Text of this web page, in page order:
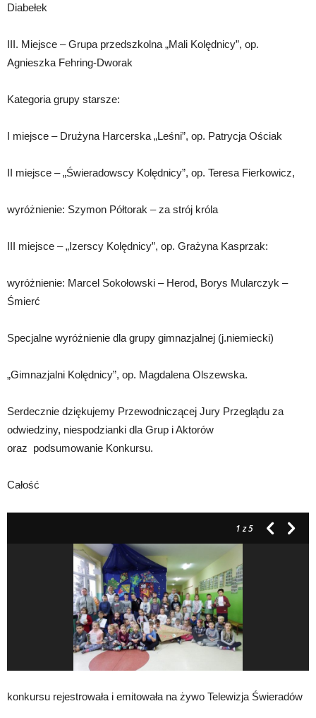
Diabełek
III. Miejsce – Grupa przedszkolna „Mali Kolędnicy”, op.
Agnieszka Fehring-Dworak
Kategoria grupy starsze:
I miejsce – Drużyna Harcerska „Leśni”, op. Patrycja Ościak
II miejsce – „Świeradowscy Kolędnicy”, op. Teresa Fierkowicz,
wyróżnienie: Szymon Półtorak – za strój króla
III miejsce – „Izerscy Kolędnicy”, op. Grażyna Kasprzak:
wyróżnienie: Marcel Sokołowski – Herod, Borys Mularczyk –
Śmierć
Specjalne wyróżnienie dla grupy gimnazjalnej (j.niemiecki)
„Gimnazjalni Kolędnicy”, op. Magdalena Olszewska.
Serdecznie dziękujemy Przewodniczącej Jury Przeglądu za
odwiedziny, niespodzianki dla Grup i Aktorów
oraz podsumowanie Konkursu.
Całość
1z 5
konkursu rejestrowała i emitowała na żywo Telewizja Świeradów